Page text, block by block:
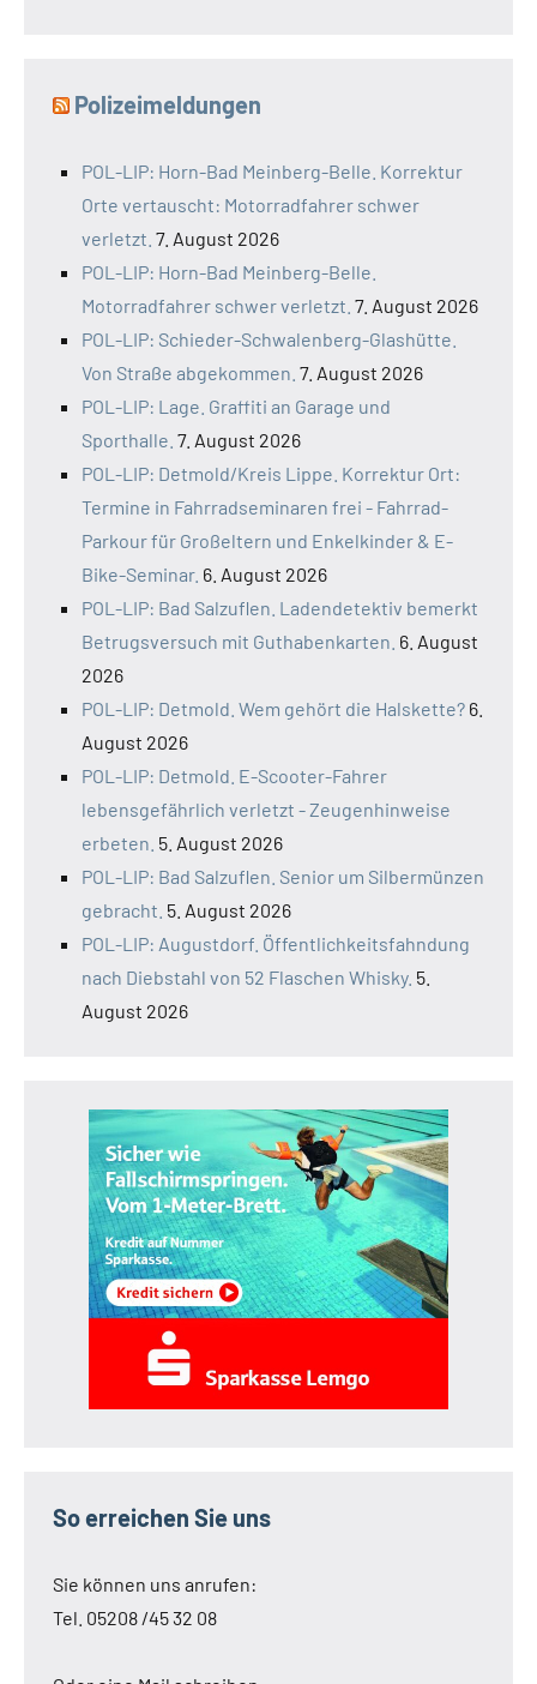
Polizeimeldungen
POL-LIP: Horn-Bad Meinberg-Belle. Korrektur
Orte vertauscht: Motorradfahrer schwer
verletzt. 7. August 2026
POL-LIP: Horn-Bad Meinberg-Belle.
Motorradfahrer schwer verletzt. 7. August 2026
POL-LIP: Schieder-Schwalenberg-Glashütte.
Von Straße abgekommen. 7. August 2026
POL-LIP: Lage. Graffiti an Garage und
Sporthalle. 7. August 2026
POL-LIP: Detmold/Kreis Lippe. Korrektur Ort:
Termine in Fahrradseminaren frei - Fahrrad-
Parkour für Großeltern und Enkelkinder & E-
Bike-Seminar. 6. August 2026
POL-LIP: Bad Salzuflen. Ladendetektiv bemerkt
Betrugsversuch mit Guthabenkarten. 6. August
2026
POL-LIP: Detmold. Wem gehört die Halskette? 6.
August 2026
POL-LIP: Detmold. E-Scooter-Fahrer
lebensgefährlich verletzt - Zeugenhinweise
erbeten. 5. August 2026
POL-LIP: Bad Salzuflen. Senior um Silbermünzen
gebracht. 5. August 2026
POL-LIP: Augustdorf. Öffentlichkeitsfahndung
nach Diebstahl von 52 Flaschen Whisky. 5.
August 2026
So erreichen Sie uns
Sie können uns anrufen:
Tel. 05208 /45 32 08